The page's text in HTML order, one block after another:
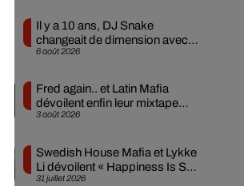
6 août 2026
Il y a 10 ans, DJ Snake
changeait de dimension avec
son premier...
3 août 2026
Fred again.. et Latin Mafia
dévoilent enfin leur mixtape
créée en...
31 juillet 2026
Swedish House Mafia et Lykke
Li dévoilent « Happiness Is So
Sad »